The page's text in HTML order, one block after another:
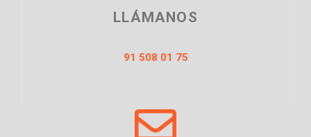
LLÁMANOS
91 508 01 75